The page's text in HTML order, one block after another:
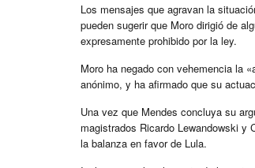
Los mensajes que agravan la
pueden sugerir que Moro dirigió de
expresamente prohibido por la ley.
Moro ha negado con vehemencia la
anónimo, y ha afirmado que su
Una vez que Mendes concluya su
magistrados Ricardo Lewandowski y
la balanza en favor de Lula.